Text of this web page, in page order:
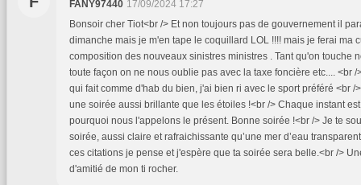
FANY97440 17/09/2024 17:27
Bonsoir cher Tiot<br /> Et non toujours pas de gouvernement il
dimanche mais je m'en tape le coquillard LOL !!!! mais je ferai ma
composition des nouveaux sinistres ministres . Tant qu'on touche
toute façon on ne nous oublie pas avec la taxe foncière etc.... <br
qui fait comme d'hab du bien, j'ai bien ri avec le sport préféré <br /
une soirée aussi brillante que les étoiles !<br /> Chaque instant
pourquoi nous l'appelons le présent. Bonne soirée !<br /> Je te
soirée, aussi claire et rafraichissante qu’une mer d’eau
ces citations je pense et j'espère que ta soirée sera belle.<br />
d'amitié de mon ti rocher.